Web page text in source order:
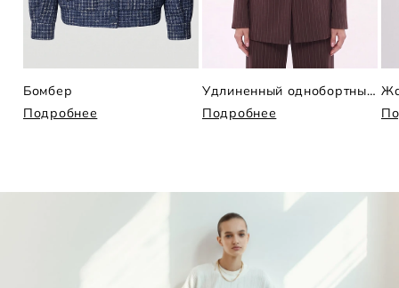
Бомбер
Подробнее
Удлиненный однобортный жакет в полоску
Подробнее